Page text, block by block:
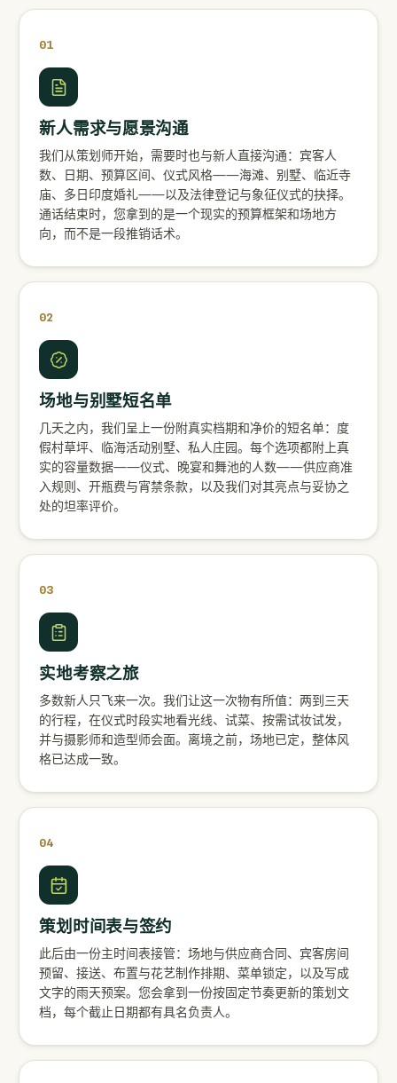
01
新人需求与愿景沟通
我们从策划师开始，需要时也与新人直接沟通：宾客人
数、日期、预算区间、仪式风格——海滩、别墅、临近寺
庙、多日印度婚礼——以及法律登记与象征仪式的抉择。
通话结束时，您拿到的是一个现实的预算框架和场地方
向，而不是一段推销话术。
02
场地与别墅短名单
几天之内，我们呈上一份附真实档期和净价的短名单：度
假村草坪、临海活动别墅、私人庄园。每个选项都附上真
实的容量数据——仪式、晚宴和舞池的人数——供应商准
入规则、开瓶费与宵禁条款，以及我们对其亮点与妥协之
处的坦率评价。
03
实地考察之旅
多数新人只飞来一次。我们让这一次物有所值：两到三天
的行程，在仪式时段实地看光线、试菜、按需试妆试发，
并与摄影师和造型师会面。离境之前，场地已定，整体风
格已达成一致。
04
策划时间表与签约
此后由一份主时间表接管：场地与供应商合同、宾客房间
预留、接送、布置与花艺制作排期、菜单锁定，以及写成
文字的雨天预案。您会拿到一份按固定节奏更新的策划文
档，每个截止日期都有具名负责人。